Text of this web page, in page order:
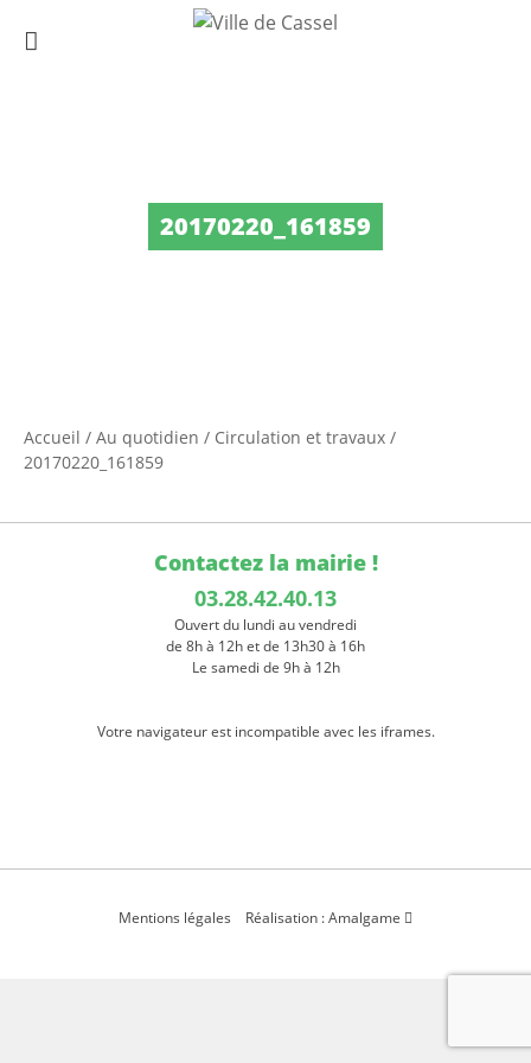
20170220_161859
Accueil / Au quotidien / Circulation et travaux /
20170220_161859
Contactez la mairie !
03.28.42.40.13
Ouvert du lundi au vendredi
de 8h à 12h et de 13h30 à 16h
Le samedi de 9h à 12h
Votre navigateur est incompatible avec les iframes.
Mentions légales Réalisation : Amalgame